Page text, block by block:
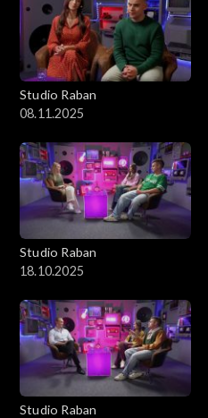
Studio Raban
08.11.2025
Studio Raban
18.10.2025
Studio Raban